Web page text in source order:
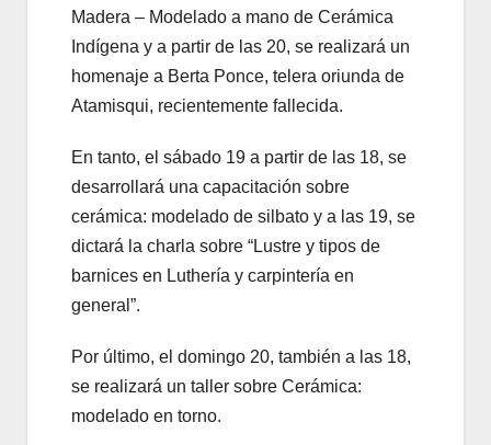
Madera – Modelado a mano de Cerámica
Indígena y a partir de las 20, se realizará un
homenaje a Berta Ponce, telera oriunda de
Atamisqui, recientemente fallecida.
En tanto, el sábado 19 a partir de las 18, se
desarrollará una capacitación sobre
cerámica: modelado de silbato y a las 19, se
dictará la charla sobre “Lustre y tipos de
barnices en Luthería y carpintería en
general”.
Por último, el domingo 20, también a las 18,
se realizará un taller sobre Cerámica:
modelado en torno.